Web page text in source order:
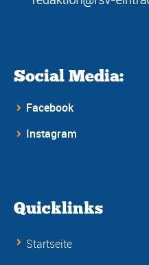
Social Media:
Facebook
Instagram
Quicklinks
Startseite